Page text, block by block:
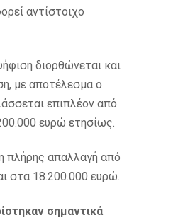
αντίστοιχο
διορθώνεται και
με αποτέλεσμα ο
επιπλέον από
ευρώ ετησίως.
πλήρης απαλλαγή από
στα 18.200.000 ευρώ.
σημαντικά